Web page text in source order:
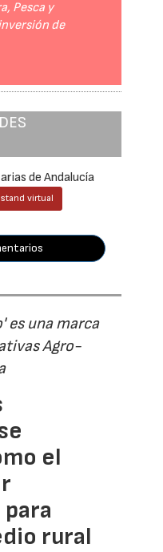
Pesca y
de
de Andalucía
virtual
es una marca
Agro-
el
rural